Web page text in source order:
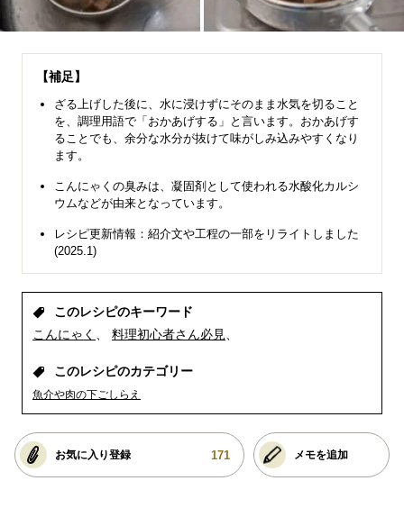
【補足】
ざる上げした後に、水に浸けずにそのまま水気を切ること
を、調理用語で「おかあげする」と言います。おかあげす
ることでも、余分な水分が抜けて味がしみ込みやすくなり
ます。
こんにゃくの臭みは、凝固剤として使われる水酸化カルシ
ウムなどが由来となっています。
レシピ更新情報：紹介文や工程の一部をリライトしました
(2025.1)
このレシピのキーワード
こんにゃく
料理初心者さん必見
このレシピのカテゴリー
魚介や肉の下ごしらえ
お気に入り登録 171 メモを追加